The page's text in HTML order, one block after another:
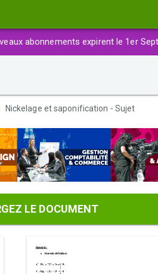
abonnements expirent le 1er
Nickelage et saponification - Sujet
LE DOCUMENT